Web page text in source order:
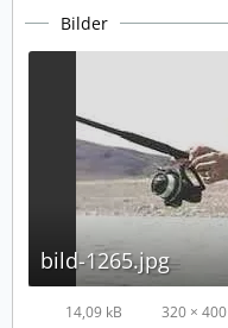
Bilder
bild-1265.jpg
14,09 kB 320 × 400